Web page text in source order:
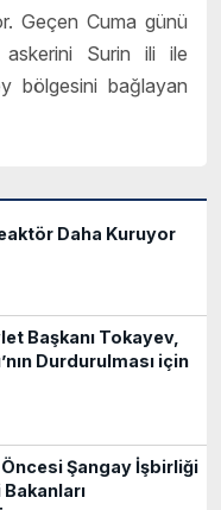
Geçen Cuma günü
askerini Surin ili ile
bölgesini bağlayan
Daha Kuruyor
Başkanı Tokayev,
Durdurulması için
Şangay İşbirliği